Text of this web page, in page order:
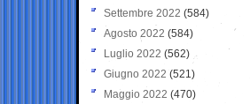
Settembre 2022 (584)
Agosto 2022 (584)
Luglio 2022 (562)
Giugno 2022 (521)
Maggio 2022 (470)